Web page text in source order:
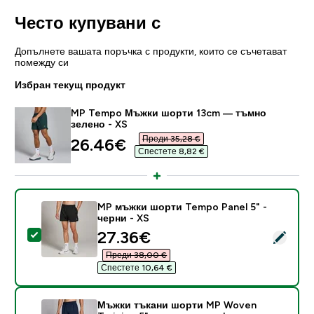
Често купувани с
Допълнете вашата поръчка с продукти, които се съчетават
помежду си
Избран текущ продукт
MP Tempo Мъжки шорти 13cm — тъмно
зелено - XS
discounted price
26.46€‎
Преди 35,28 €‎
Спестете 8,82 €‎
Select this product - MP мъжки шорти Tempo Panel
MP мъжки шорти Tempo Panel 5" -
черни - XS
discounted price
27.36€‎
Преди 38,00 €‎
Спестете 10,64 €‎
Мъжки тъкани шорти MP Woven